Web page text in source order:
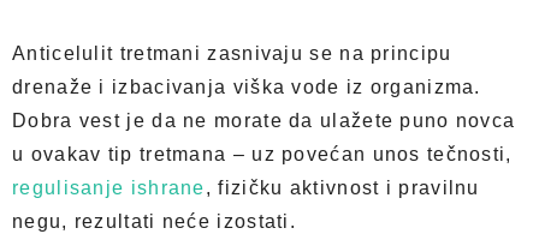
Anticelulit tretmani zasnivaju se na principu
drenaže i izbacivanja viška vode iz organizma.
Dobra vest je da ne morate da ulažete puno novca
u ovakav tip tretmana – uz povećan unos tečnosti,
regulisanje ishrane, fizičku aktivnost i pravilnu
negu, rezultati neće izostati.